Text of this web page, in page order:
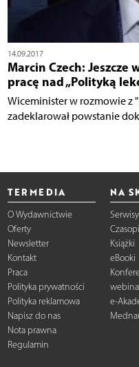
14.09.2017
Marcin Czech: Jeszcze
pracę nad „Polityką
Wiceminister w rozmowie z
zadeklarował powstanie
TERMEDIA
O Wydawnictwie
Oferty
Newsletter
Kontakt
Praca
Polityka prywatności
Polityka reklamowa
Napisz do nas
Nota prawna
Regulamin
NA
Serwisy
Książki
eBooki
e-